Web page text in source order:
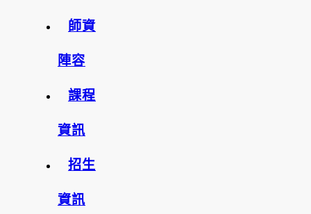
師資
陣容
課程
資訊
招生
資訊